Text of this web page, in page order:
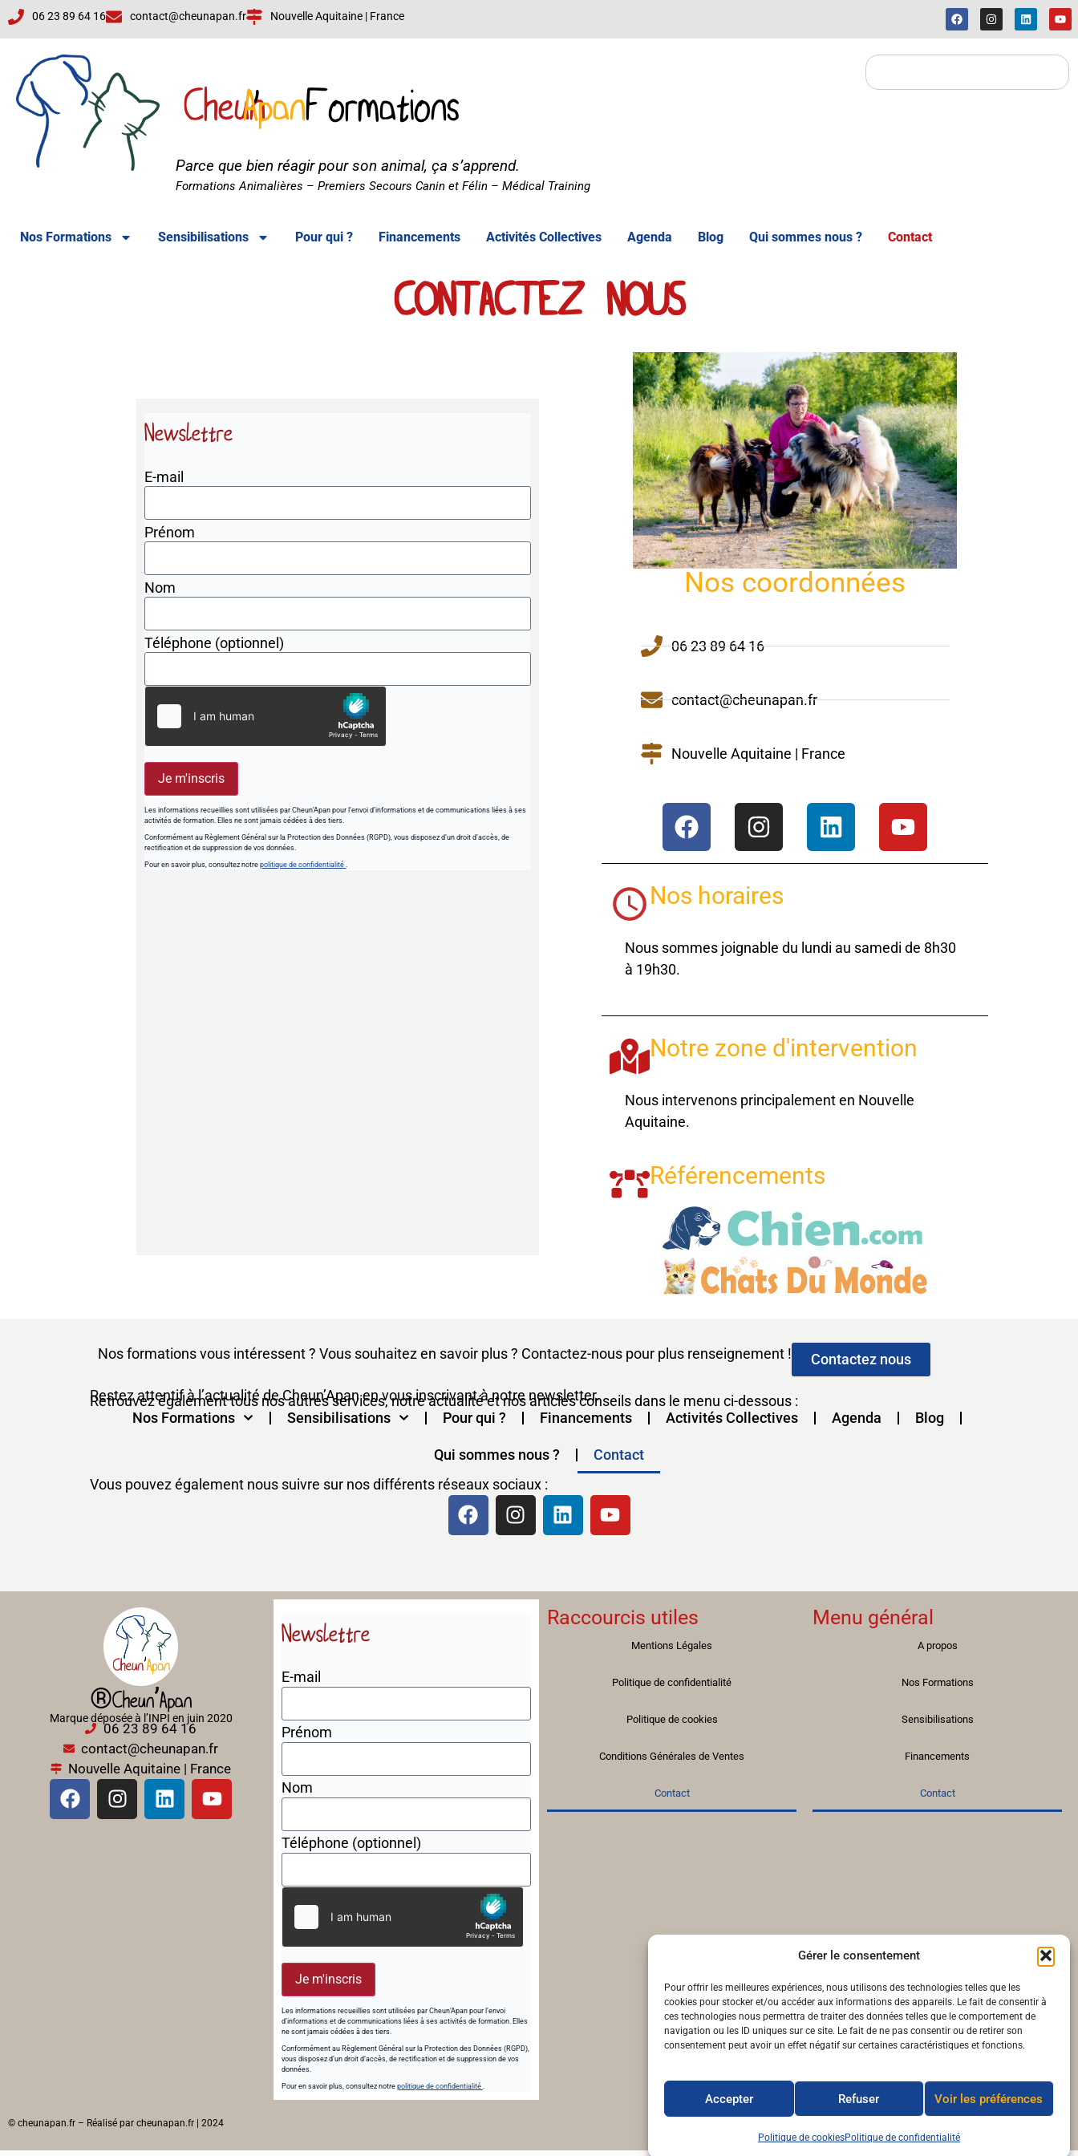
Gérer le consentement
Pour offrir les meilleures expériences, nous utilisons des technologies telles que les
cookies pour stocker et/ou accéder aux informations des appareils. Le fait de consentir à
ces technologies nous permettra de traiter des données telles que le comportement de
navigation ou les ID uniques sur ce site. Le fait de ne pas consentir ou de retirer son
consentement peut avoir un effet négatif sur certaines caractéristiques et fonctions.
Accepter Refuser Voir les préférences
Politique de cookiesPolitique de confidentialité
06 23 89 64 16 contact@cheunapan.fr Nouvelle Aquitaine | France
Cheun
'
ApanFormations
Parce que bien réagir pour son animal, ça s’apprend.
Formations Animalières – Premiers Secours Canin et Félin – Médical Training
Nos Formations Sensibilisations Pour qui ? Financements Activités Collectives Agenda Blog Qui sommes nous ? Contact
CONTACTEZ NOUS
Newslettre
E-mail
Prénom
Nom
Téléphone (optionnel)
Je m'inscris
Les informations recueillies sont utilisées par Cheun’Apan pour l’envoi d’informations et de communications liées à ses
activités de formation. Elles ne sont jamais cédées à des tiers.
Conformément au Règlement Général sur la Protection des Données (RGPD), vous disposez d’un droit d’accès, de
rectification et de suppression de vos données.
Pour en savoir plus, consultez notrepolitique de confidentialité.
Nos coordonnées
06 23 89 64 16
contact@cheunapan.fr
Nouvelle Aquitaine | France
Nos horaires
Nous sommes joignable du lundi au samedi de 8h30
à 19h30.
Notre zone d'intervention
Nous intervenons principalement en Nouvelle
Aquitaine.
Référencements
Nos formations vous intéressent ? Vous souhaitez en savoir plus ? Contactez-nous pour plus renseignement ! Contactez nous
Restez attentif à l’actualité de Cheun’Apan en vous inscrivant à notre newsletter.
Retrouvez également tous nos autres services, notre actualité et nos articles conseils dans le menu ci-dessous :
Nos Formations
Sensibilisations Pour qui ? Financements Activités Collectives Agenda Blog
Qui sommes nous ?
Contact
Vous pouvez également nous suivre sur nos différents réseaux sociaux :
®Cheun’Apan
Marque déposée à l’INPI en juin 2020
06 23 89 64 16
contact@cheunapan.fr
Nouvelle Aquitaine | France
Newslettre
E-mail
Prénom
Nom
Téléphone (optionnel)
Je m'inscris
Les informations recueillies sont utilisées par Cheun’Apan pour l’envoi
d’informations et de communications liées à ses activités de formation. Elles
ne sont jamais cédées à des tiers.
Conformément au Règlement Général sur la Protection des Données (RGPD),
vous disposez d’un droit d’accès, de rectification et de suppression de vos
données.
Pour en savoir plus, consultez notre politique de confidentialité
Raccourcis utiles
Mentions Légales
Politique de confidentialité
Politique de cookies
Conditions Générales de Ventes
Contact
Menu général
A propos
Nos Formations
Sensibilisations
Financements
Contact
© cheunapan.fr – Réalisé par cheunapan.fr | 2024